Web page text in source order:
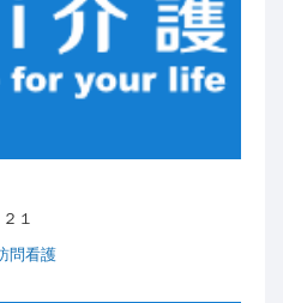
２１
問看護